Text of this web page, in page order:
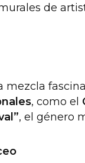
de
mezcla
, como el
, el género